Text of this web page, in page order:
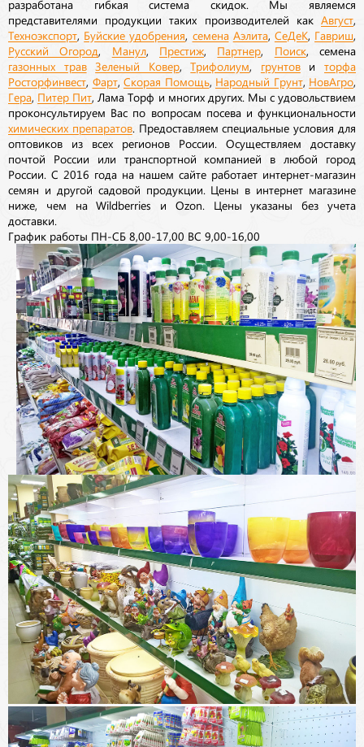
разработана гибкая система скидок. Мы являемся
представителями продукции таких производителей как Август
Техноэкспорт Буйские удобрения семена Аэлита, СеДеК Гавриш
Русский Огород Манул, Престиж Партнер Поиск, семена
газонных трав Зеленый Ковер,Трифолиум грунтовиторфа
Росторфинвест Фарт, Скорая Помощь Народный Грунт, НовАгро
Гера Питер Пит , Лама Торф и многих других. Мы с удовольствием
проконсультируем Вас по вопросам посева и функциональности
химических препаратов. Предоставляем специальные условия для
оптовиков из всех регионов России. Осуществляем доставку
почтой России или транспортной компанией в любой город
России. С 2016 года на нашем сайте работает интернет-магазин
семян и другой садовой продукции. Цены в интернет магазине
ниже, чем на Wildberries и Ozon. Цены указаны без учета
доставки.
График работы ПН-СБ 8,00-17,00 ВС 9,00-16,00